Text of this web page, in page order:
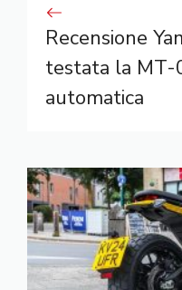
Recensione
testata la MT-
automatica